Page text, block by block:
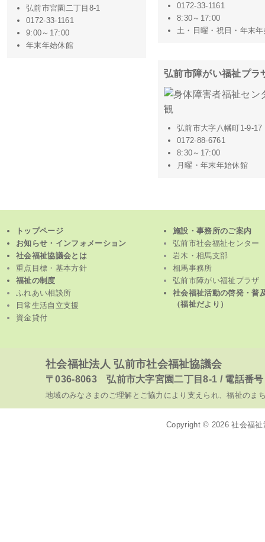
弘前市宮園二丁目8-1
0172-33-1161
9:00～17:00
年末年始休館
0172-33-1161
8:30～17:00
土・日曜・祝日・年末
弘前市障がい福祉プラ
弘前市大字八幡町1-9-17
0172-88-6761
8:30～17:00
月曜・年末年始休館
トップページ
お知らせ・インフォメーション
社会福祉協議会とは
重点目標・基本方針
福祉の制度
ふれあい相談所
日常生活自立支援
資金貸付
施設・事務所のご案内
弘前市社会福祉センター
岩木・相馬支部
相馬事務所
弘前市障がい福祉プラザ
社会福祉活動の啓発・普
（福祉だより）
社会福祉法人 弘前市社会福祉協議会
〒036-8063 弘前市大字宮園二丁目8-1 / 電話番
地域のみなさまのご理解とご協力により支えられ、福祉のま
Copyright © 2026社会福